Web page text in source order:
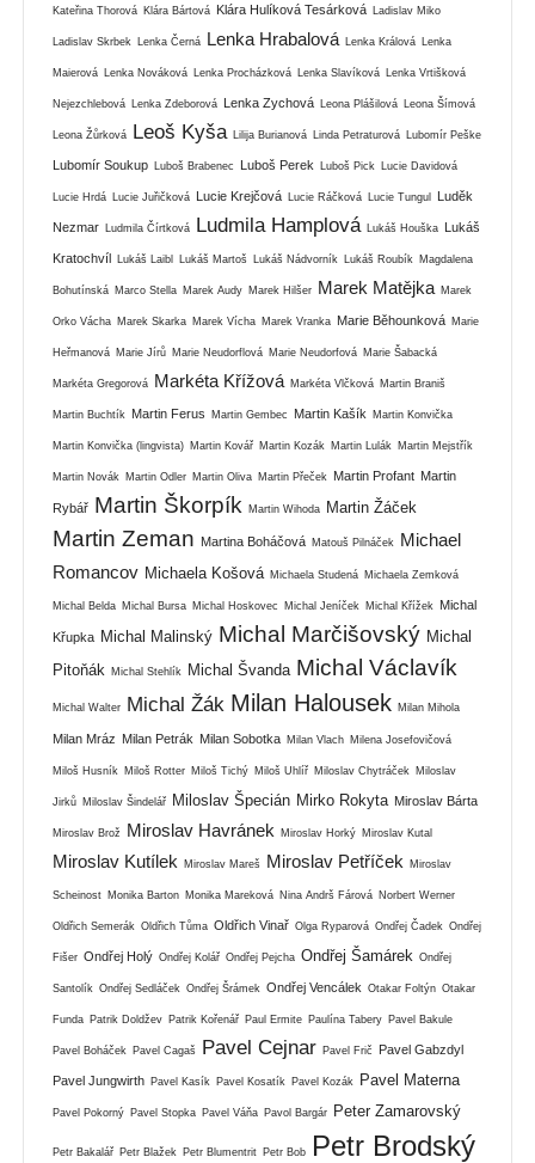
Kateřina Thorová Klára Bártová Klára Hulíková Tesárková Ladislav Miko
Ladislav Skrbek Lenka Černá Lenka Hrabalová Lenka Králová Lenka
Maierová Lenka Nováková Lenka Procházková Lenka Slavíková Lenka Vrtišková
Nejezchlebová Lenka Zdeborová Lenka Zychová Leona Plášilová Leona Šímová
Leona Žůrková Leoš Kyša Lilija Burianová Linda Petraturová Lubomír Peške
Lubomír Soukup Luboš Brabenec Luboš Perek Luboš Pick Lucie Davidová
Lucie Hrdá Lucie Juřičková Lucie Krejčová Lucie Ráčková Lucie Tungul Luděk
Nezmar Ludmila Čírtková Ludmila Hamplová Lukáš Houška Lukáš
Kratochvíl Lukáš Laibl Lukáš Martoš Lukáš Nádvorník Lukáš Roubík Magdalena
Bohutínská Marco Stella Marek Audy Marek Hilšer Marek Matějka Marek
Orko Vácha Marek Skarka Marek Vícha Marek Vranka Marie Běhounková Marie
Heřmanová Marie Jírů Marie Neudorflová Marie Neudorfová Marie Šabacká
Markéta Gregorová Markéta Křížová Markéta Vlčková Martin Braniš
Martin Buchtík Martin Ferus Martin Gembec Martin Kašík Martin Konvička
Martin Konvička (lingvista) Martin Kovář Martin Kozák Martin Lulák Martin Mejstřík
Martin Novák Martin Odler Martin Oliva Martin Přeček Martin Profant Martin
Rybář Martin Škorpík Martin Wihoda Martin Žáček
Martin Zeman Martina Boháčová Matouš Pilnáček
Michael
Romancov Michaela Košová Michaela Studená Michaela Zemková
Michal Belda Michal Bursa Michal Hoskovec Michal Jeníček Michal Křížek Michal
Křupka Michal Malinský Michal Marčišovský Michal
Pitoňák
Michal Stehlík Michal Švanda Michal Václavík
Michal Walter Michal Žák Milan Halousek Milan Mihola
Milan Mráz Milan Petrák Milan Sobotka Milan Vlach Milena Josefovičová
Miloš Husník Miloš Rotter Miloš Tichý Miloš Uhlíř Miloslav Chytráček Miloslav
Jirků Miloslav Šindelář Miloslav Špecián Mirko Rokyta Miroslav Bárta
Miroslav Brož Miroslav Havránek Miroslav Horký Miroslav Kutal
Miroslav Kutílek Miroslav Mareš Miroslav Petříček Miroslav
Scheinost Monika Barton Monika Mareková Nina Andrš Fárová Norbert Werner
Oldřich Semerák Oldřich Tůma Oldřich Vinař Olga Ryparová Ondřej Čadek Ondřej
Fišer Ondřej Holý Ondřej Kolář Ondřej Pejcha Ondřej Šamárek Ondřej
Santolík Ondřej Sedláček Ondřej Šrámek Ondřej Vencálek Otakar Foltýn Otakar
Funda Patrik Doldžev Patrik Kořenář Paul Ermite Paulína Tabery Pavel Bakule
Pavel Boháček Pavel Cagaš Pavel Cejnar Pavel Frič Pavel Gabzdyl
Pavel Jungwirth Pavel Kasík Pavel Kosatík Pavel Kozák Pavel Materna
Pavel Pokorný Pavel Stopka Pavel Váňa Pavol Bargár Peter Zamarovský
Petr Bakalář Petr Blažek Petr Blumentrit Petr Bob Petr Brodský